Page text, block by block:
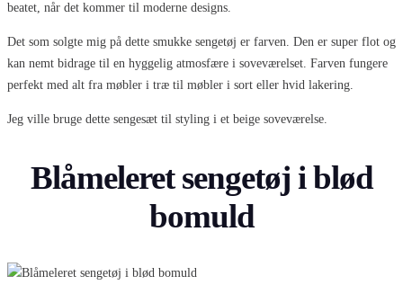
beatet, når det kommer til moderne designs.
Det som solgte mig på dette smukke sengetøj er farven. Den er super flot og
kan nemt bidrage til en hyggelig atmosfære i soveværelset. Farven fungere
perfekt med alt fra møbler i træ til møbler i sort eller hvid lakering.
Jeg ville bruge dette sengesæt til styling i et beige soveværelse.
Blåmeleret sengetøj i blød
bomuld